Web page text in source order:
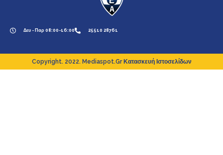
Δευ - Παρ 08:00-16:00 25510 28761
Copyright. 2022. Mediaspot.gr Κατασκευή Ιστοσελίδων